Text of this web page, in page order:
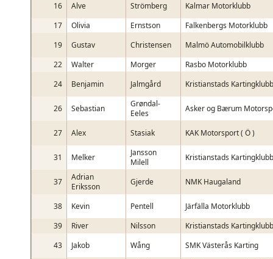
16 Alve Strömberg
Kalmar Motorklubb
17
Olivia Ernstson
Falkenbergs Motorklubb
19
Gustav Christensen
Malmö Automobilklubb
22
Walter Morger
Rasbo Motorklubb
24
Benjamin Jalmgård Kristianstads Kartingklubb
26 Sebastian
Grøndal-
Eeles
Asker og Bærum
27 Alex Stasiak KAK Motorsport ( Ö )
31 Melker
Jansson
Milell
Kristianstads Kartingklubb
37
Adrian
Eriksson
Gjerde NMK Haugaland
38 Kevin Pentell
Järfälla Motorklubb
39
River Nilsson
Kristianstads Kartingklubb
43
Jakob Wång
SMK Västerås Karting